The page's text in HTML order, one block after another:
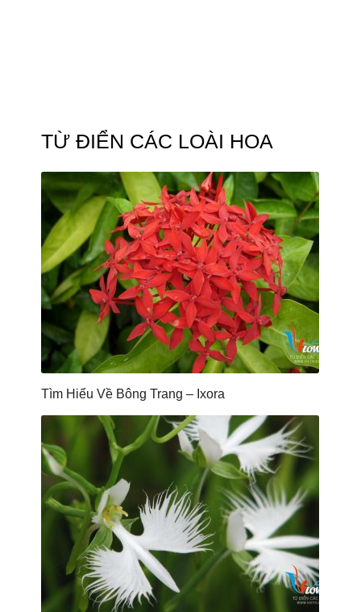
TỪ ĐIỂN CÁC LOÀI HOA
Tìm Hiểu Về Bông Trang – Ixora